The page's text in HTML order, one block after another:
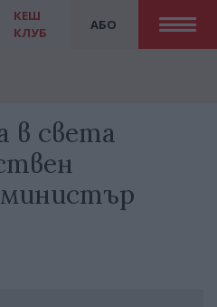
АБО
КЕШ
КЛУБ
в света